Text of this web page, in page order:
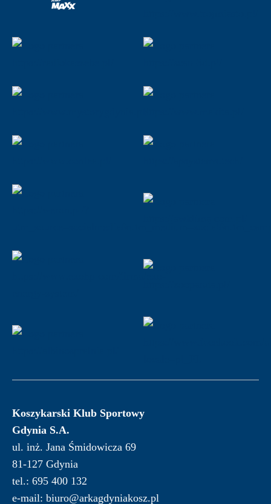
Koszykarski Klub Sportowy
Gdynia S.A.
ul. inż. Jana Śmidowicza 69
81-127 Gdynia
tel.: 695 400 132
e-mail: biuro@arkagdyniakosz.pl